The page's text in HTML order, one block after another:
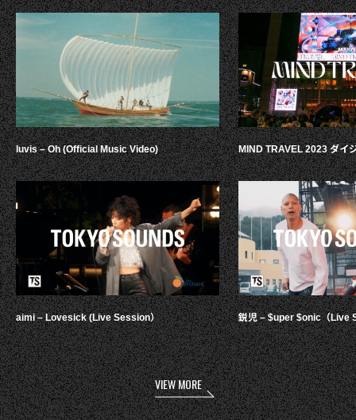
luvis – Oh (Official Music Video)
aimi – Lovesick (Live Session）
MIND TRAVEL 2023 ダイ
鋭児 – $uper $onic（Live
VIEW MORE